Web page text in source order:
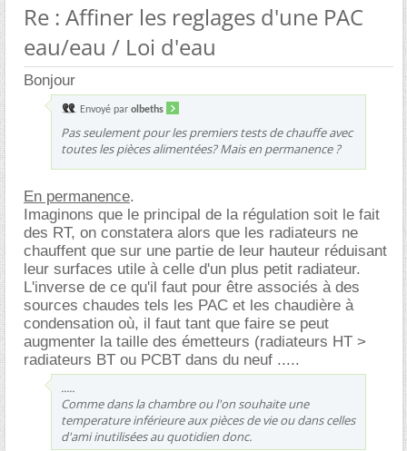
Re : Affiner les reglages d'une PAC
eau/eau / Loi d'eau
Bonjour
Envoyé par olbeths
Pas seulement pour les premiers tests de chauffe avec
toutes les pièces alimentées? Mais en permanence ?
En permanence.
Imaginons que le principal de la régulation soit le fait
des RT, on constatera alors que les radiateurs ne
chauffent que sur une partie de leur hauteur réduisant
leur surfaces utile à celle d'un plus petit radiateur.
L'inverse de ce qu'il faut pour être associés à des
sources chaudes tels les PAC et les chaudière à
condensation où, il faut tant que faire se peut
augmenter la taille des émetteurs (radiateurs HT >
radiateurs BT ou PCBT dans du neuf .....
.....
Comme dans la chambre ou l'on souhaite une
temperature inférieure aux pièces de vie ou dans celles
d'ami inutilisées au quotidien donc.